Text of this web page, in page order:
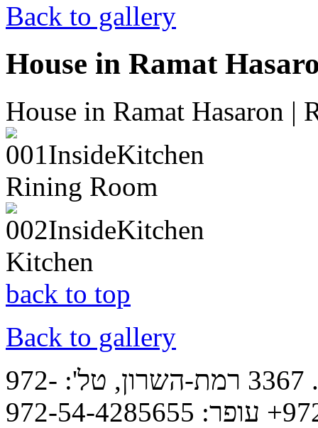
Back to gallery
House in Ramat
House in Ramat Hasaron‎‎ |
Rining Room
Kitchen
back to top
Back to gallery
ע.פומרנץ מהנדסים וקבלני בנין, ת.ד. 3367 רמת-השרון, טל': 972-